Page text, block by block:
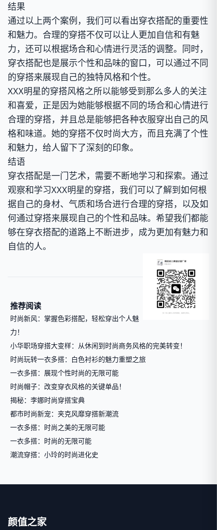
结果
通过以上两个案例，我们可以看出穿衣搭配的重要性
和魅力。合理的穿搭不仅可以让人更加自信和有魅
力，还可以根据场合和心情进行灵活的调整。同时，
穿衣搭配也是展示个性和品味的窗口，可以通过不同
的穿搭来展现自己的独特风格和个性。
XXX明星的穿搭风格之所以能够受到那么多人的关注
和喜爱，正是因为她能够根据不同的场合和心情进行
合理的穿搭，并且总是能够把各种衣服穿出自己的风
格和味道。她的穿搭不仅时尚大方，而且充满了个性
和魅力，给人留下了深刻的印象。
结语
穿衣搭配是一门艺术，需要不断地学习和探索。通过
观察和学习XXX明星的穿搭，我们可以了解到如何根
据自己的身材、气质和场合进行合理的穿搭，以及如
何通过穿搭来展现自己的个性和品味。希望我们都能
够在穿衣搭配的道路上不断进步，成为更加有魅力和
自信的人。
推荐阅读
时尚新风：掌握色彩搭配，轻松穿出个人魅
力！
小华职场穿搭大变样：从休闲到时尚商务风格的完美转变！
时尚玩转一衣多搭：白色衬衫的魅力重塑之旅
一衣多搭：展现个性时尚的无限可能
时尚帽子：改变穿衣风格的关键单品！
揭秘：李娜时尚穿搭宝典
都市时尚新宠：夹克风靡穿搭新潮流
一衣多搭：时尚之美的无限可能
一衣多搭：时尚的无限可能
潮流穿搭：小玲的时尚进化史
颜值之家